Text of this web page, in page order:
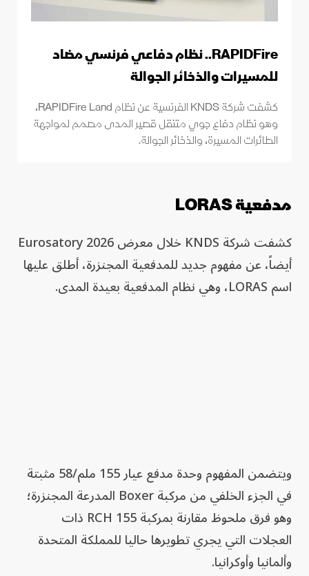
RAPIDFire.. نظام دفاعي فرنسي مضاد
للمسيرات والذخائر الجوالة
كشفت شركة KNDS الفرنسية عن نظام RAPIDFire Land،
وهو نظام دفاع جوي متنقل قصير المدى مصمم لمواجهة
الطائرات المسيرة، والذخائر الجوالة.
مدفعية LORAS
كشفت شركة KNDS خلال معرض Eurosatory 2026
أيضاً، عن مفهوم جديد للمدفعية المجنزرة، أطلق عليها
اسم LORAS، وهي نظام المدفعية بعيدة المدى.
ويتضمن المفهوم وحدة مدفع عيار 155 ملم/58 مثبتة
في الجزء الخلفي من مركبة Boxer المدرعة المجنزرة؛
وهو فرق ملحوظ مقارنة بمركبة RCH 155 ذات
العجلات التي يجري تطويرها حاليا للمملكة المتحدة
وألمانيا وأوكرانيا.